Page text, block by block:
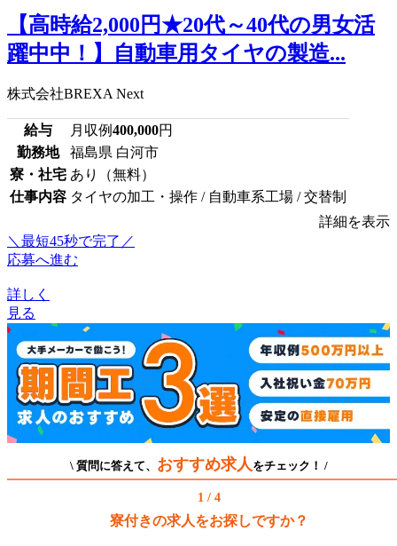
【高時給2,000円★20代～40代の男女活
躍中中！】自動車用タイヤの製造...
株式会社BREXA Next
給与 月収例400,000円
勤務地
福島県 白河市
寮・社宅 あり（無料）
仕事内容 タイヤの加工・操作 / 自動車系工場 / 交替制
詳細を表示
＼最短45秒で完了／
応募へ進む
詳しく
見る
\ 質問に答えて、 おすすめ求人 をチェック！ /
1 / 4
寮付きの求人をお探しですか？